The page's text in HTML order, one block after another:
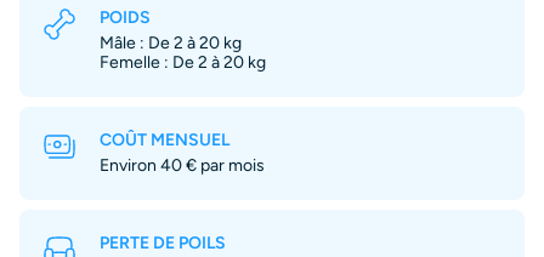
POIDS
Mâle : De 2 à 20 kg
Femelle : De 2 à 20 kg
COÛT MENSUEL
Environ 40 € par mois
PERTE DE POILS